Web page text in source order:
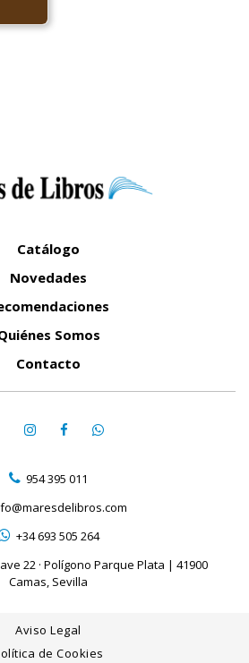
Catálogo
Novedades
Somos
Contacto
954 395 011
+34 693 505 264
22 · Polígono Parque Plata | 41900
Camas, Sevilla
Aviso Legal
de Cookies